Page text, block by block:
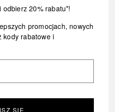
20% rabatu*!
promocjach, nowych
kody rabatowe i
SIĘ